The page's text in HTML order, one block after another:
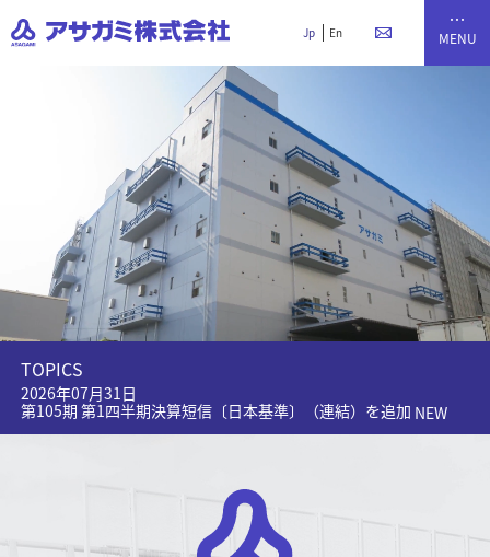
Jp En
TOPICS
2026年06月26日
追加NEW